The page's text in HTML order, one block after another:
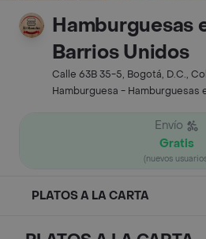
Hamburguesas
Barrios Unidos
Calle 63B 35-5, Bogotá, D.C.,
Hamburguesa - Hamburguesas
Envío
Gratis
(nuevos
PLATOS A LA CARTA